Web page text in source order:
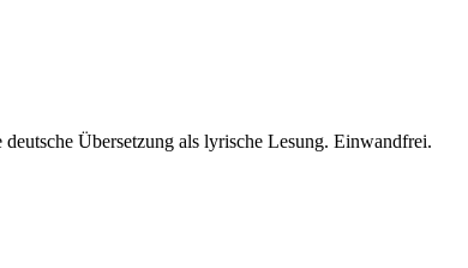
Übersetzung als lyrische Lesung. Einwandfrei.